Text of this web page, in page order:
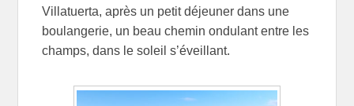
Villatuerta, après un petit déjeuner dans une
boulangerie, un beau chemin ondulant entre les
champs, dans le soleil s’éveillant.